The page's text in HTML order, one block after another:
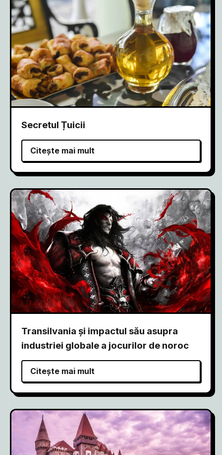
Secretul Țuicii
Citește mai mult
Transilvania și impactul său asupra
industriei globale a jocurilor de noroc
Citește mai mult